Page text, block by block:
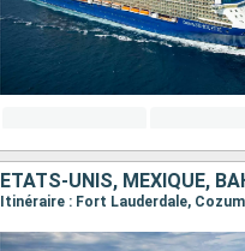
ÉTATS-UNIS, MEXIQUE,
Itinéraire : Fort Lauderdale,